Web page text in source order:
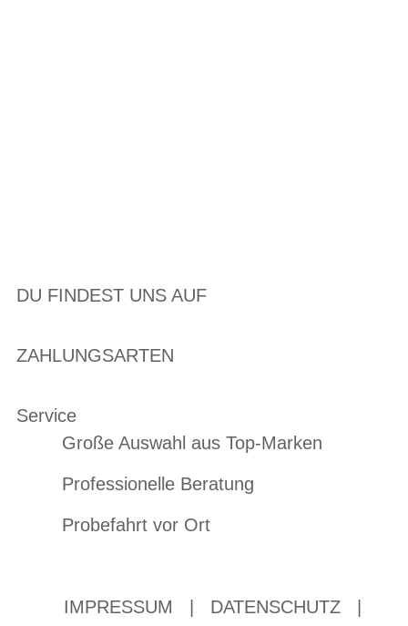
DU FINDEST UNS AUF
ZAHLUNGSARTEN
Service
Große Auswahl aus Top-Marken
Professionelle Beratung
Probefahrt vor Ort
IMPRESSUM DATENSCHUTZ